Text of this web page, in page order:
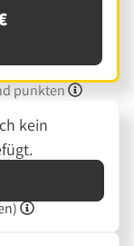
punkten
kein